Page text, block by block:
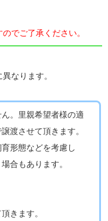
でご了承ください。
なります。
。里親希望者様の適
渡させて頂きます。
形態などを考慮し
合もあります。
きます。